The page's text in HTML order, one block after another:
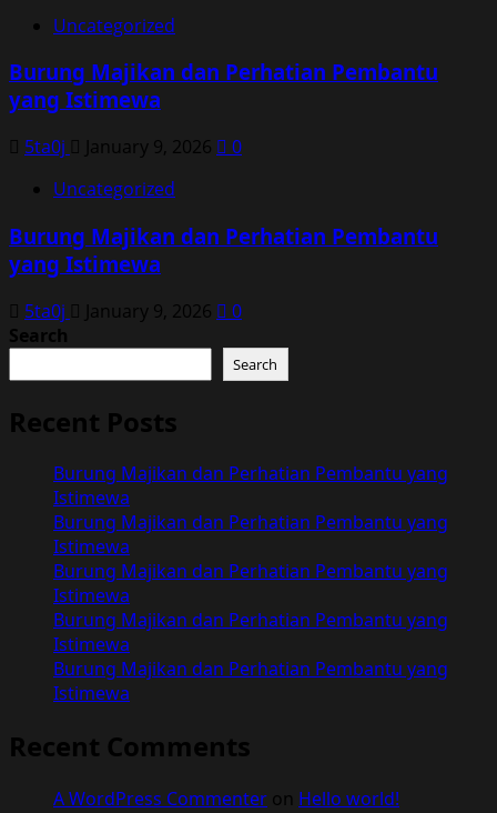
Uncategorized
Burung Majikan dan Perhatian Pembantu
yang Istimewa
5ta0j January 9, 2026
0
Uncategorized
Burung Majikan dan Perhatian Pembantu
yang Istimewa
5ta0j January 9, 2026
0
Search
Search
Recent Posts
Burung Majikan dan Perhatian Pembantu yang
Istimewa
Burung Majikan dan Perhatian Pembantu yang
Istimewa
Burung Majikan dan Perhatian Pembantu yang
Istimewa
Burung Majikan dan Perhatian Pembantu yang
Istimewa
Burung Majikan dan Perhatian Pembantu yang
Istimewa
Recent Comments
A WordPress Commenter on Hello world!